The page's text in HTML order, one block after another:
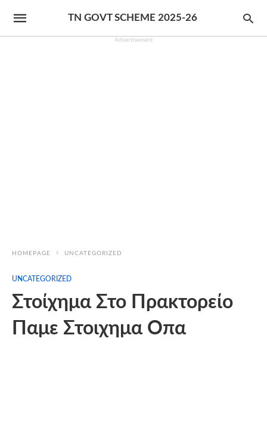
TN GOVT SCHEME 2025-26
Advertisement
HOMEPAGE UNCATEGORIZED
UNCATEGORIZED
Στοίχημα Στο Πρακτορείο
Παμε Στοιχημα Οπα